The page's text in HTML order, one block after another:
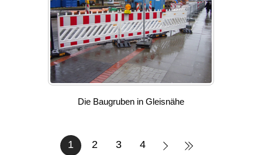
Die Baugruben in Gleisnähe
1 2 3 4